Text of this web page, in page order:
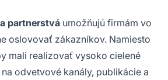
partnerstvá umožňujú firmám vo
oslovovať zákazníkov. Namiesto
mali realizovať vysoko cielené
odvetvové kanály, publikácie a